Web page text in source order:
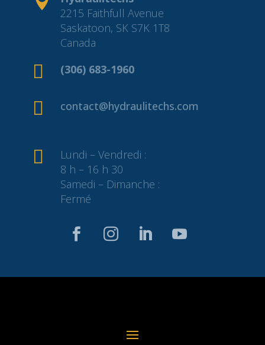
2215 Faithfull Avenue
Saskatoon, SK S7K 1T8
Canada
 (306) 683-1960
 contact@hydraulitechs.com

Lundi – Vendredi :
8 h – 16 h 30
Samedi – Dimanche :
Fermé